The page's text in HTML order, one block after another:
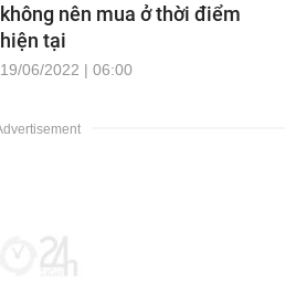
không nên mua ở thời điểm
hiện tại
19/06/2022 | 06:00